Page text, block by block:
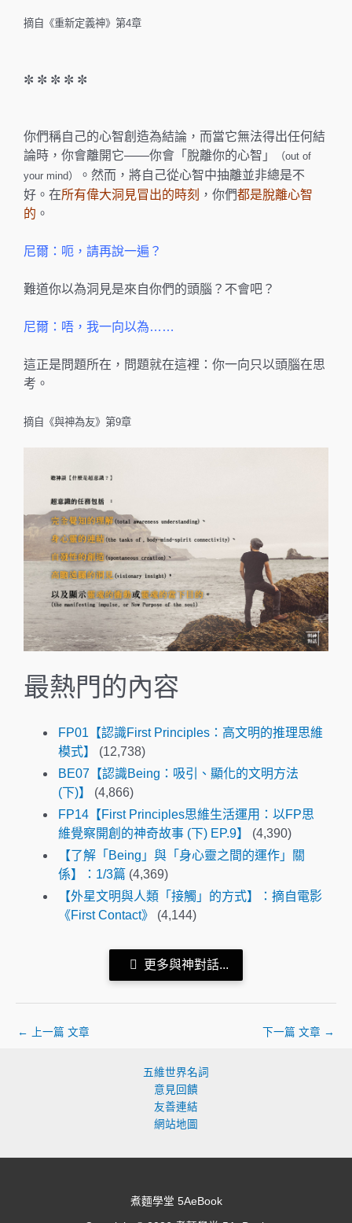
摘自《重新定義神》第4章
✼ ✼ ✼ ✼ ✼
你們稱自己的心智創造為結論，而當它無法得出任何結
論時，你會離開它——你會「脫離你的心智」
（out of
your mind）
。然而，將自己從心智中抽離並非總是不
好。在所有偉大洞見冒出的時刻 ，你們都是脫離心智
的 。
尼爾：呃，請再說一遍？
難道你以為洞見是來自你們的頭腦？不會吧？
尼爾：唔，我一向以為……
這正是問題所在，問題就在這裡：你一向只以頭腦在思
考。
摘自《與神為友》第9章
最熱門的內容
FP01【認識First Principles：高文明的推理思維
模式】
(12,738)
BE07【認識Being：吸引、顯化的文明方法
(下)】
(4,866)
FP14【First Principles思維生活運用：以FP思
維覺察開創的神奇故事 (下) EP.9】
(4,390)
【了解「Being」與「身心靈之間的運作」關
係】：1/3篇 (4,369)
【外星文明與人類「接觸」的方式】：摘自電影
《First Contact》
(4,144)
更多與神對話...
← 上一篇 文章 下一篇 文章 →
五維世界名詞
意見回饋
友善連結
網站地圖
煮麵學堂 5AeBook